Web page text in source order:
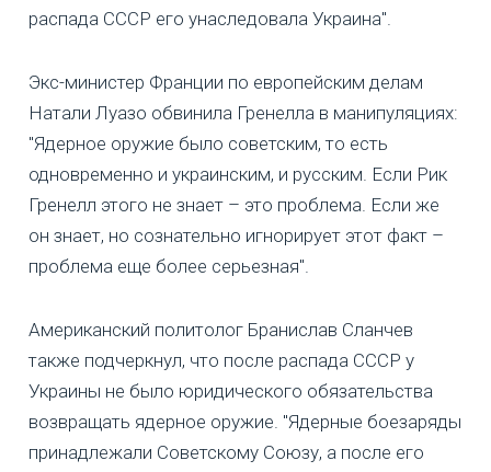
распада СССР его унаследовала Украина".
Экс-министер Франции по европейским делам
Натали Луазо обвинила Гренелла в манипуляциях:
"Ядерное оружие было советским, то есть
одновременно и украинским, и русским. Если Рик
Гренелл этого не знает – это проблема. Если же
он знает, но сознательно игнорирует этот факт –
проблема еще более серьезная".
Американский политолог Бранислав Сланчев
также подчеркнул, что после распада СССР у
Украины не было юридического обязательства
возвращать ядерное оружие. "Ядерные боезаряды
принадлежали Советскому Союзу, а после его